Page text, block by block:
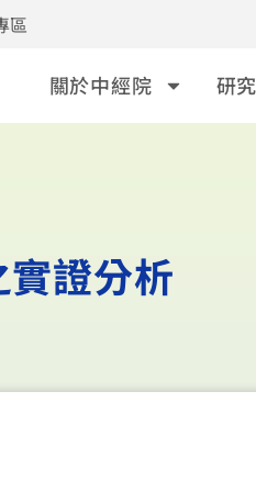
區
關於中經院 研
證分析